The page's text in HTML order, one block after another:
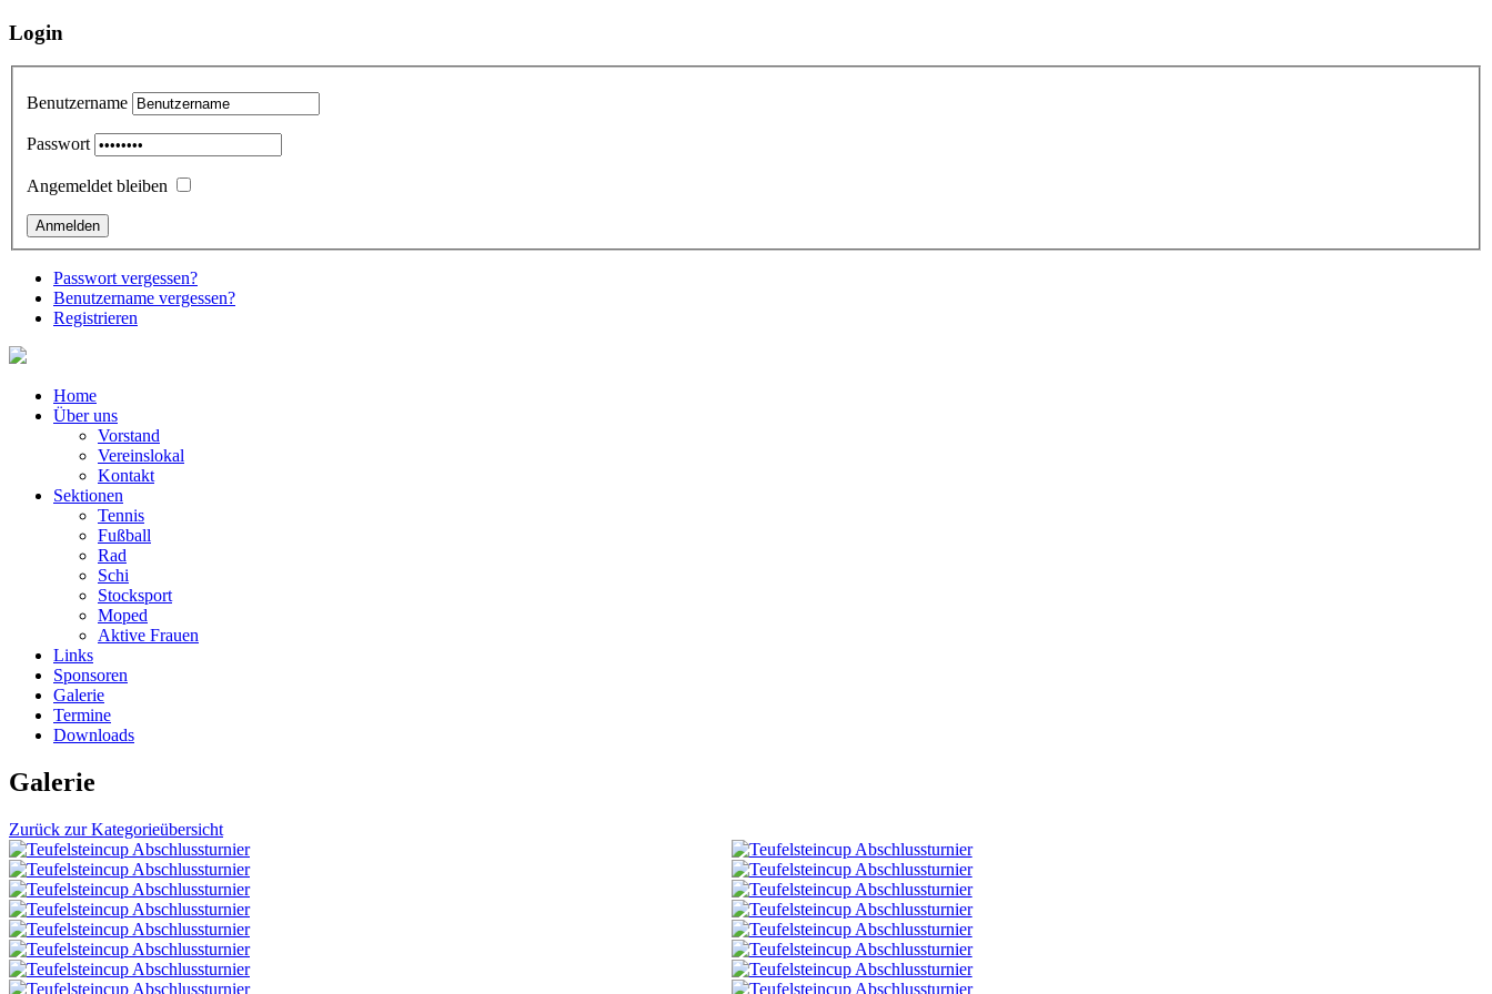
Login
Benutzername
Passwort
Angemeldet bleiben
Passwort vergessen?
Benutzername vergessen?
Registrieren
Home
Über uns
Vorstand
Vereinslokal
Kontakt
Sektionen
Tennis
Fußball
Rad
Schi
Stocksport
Moped
Aktive Frauen
Links
Sponsoren
Galerie
Termine
Downloads
Galerie
Zurück zur Kategorieübersicht